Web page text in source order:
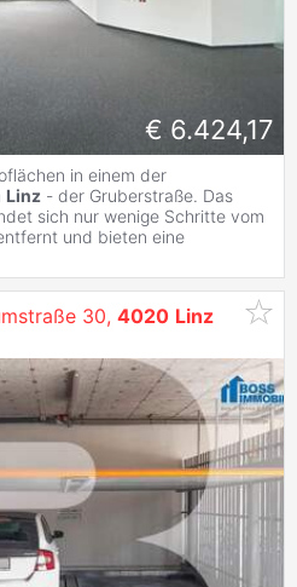
€ 6.424,17
in einem der
Linz - der Gruberstraße. Das
sich nur wenige Schritte vom
und bieten eine
30, 4020 Linz